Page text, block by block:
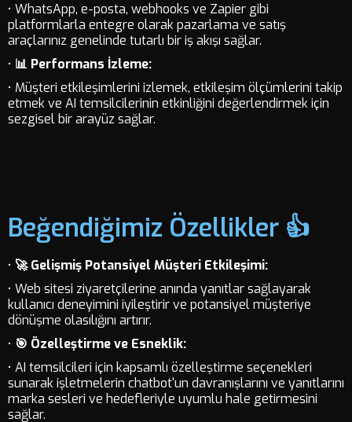
• WhatsApp, e-posta, webhooks ve Zapier gibi
platformlarla entegre olarak pazarlama ve satış
araçlarınız genelinde tutarlı bir iş akışı sağlar.
• 📊 Performans İzleme:
• Müşteri etkileşimlerini izlemek, etkileşim ölçümlerini takip
etmek ve AI temsilcilerinin etkinliğini değerlendirmek için
sezgisel bir arayüz sağlar.
Beğendiğimiz Özellikler 👍
• 🚀 Gelişmiş Potansiyel Müşteri Etkileşimi:
• Web sitesi ziyaretçilerine anında yanıtlar sağlayarak
kullanıcı deneyimini iyileştirir ve potansiyel müşteriye
dönüşme olasılığını artırır.
• 🎯 Özelleştirme ve Esneklik:
• AI temsilcileri için kapsamlı özelleştirme seçenekleri
sunarak işletmelerin chatbot'un davranışlarını ve yanıtlarını
marka sesleri ve hedefleriyle uyumlu hale getirmesini
sağlar.